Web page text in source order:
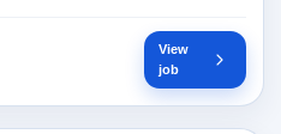
View
job